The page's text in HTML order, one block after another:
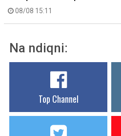
08/08 15:11
Na ndiqni:
Top Channel